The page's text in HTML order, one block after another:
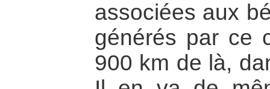
associées aux
générés par ce
900 km de là,